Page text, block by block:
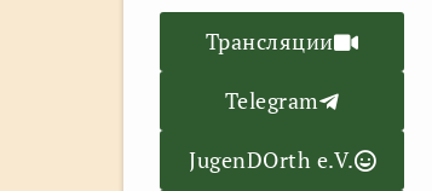
Трансляции
Telegram
JugenDOrth e.V.